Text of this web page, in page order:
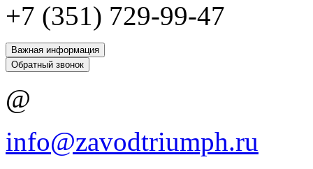
+7 (351) 729-99-47
Важная информация
Обратный звонок
@
info@zavodtriumph.ru